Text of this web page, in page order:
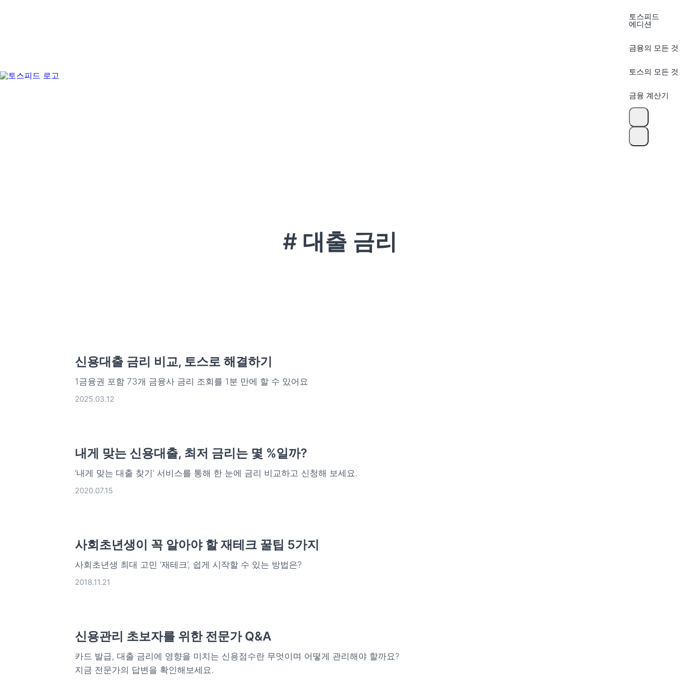
토스피드
에디션
금융의 모든 것
토스의 모든 것
금융 계산기
# 대출 금리
신용대출 금리 비교, 토스로 해결하기
1금융권 포함 73개 금융사 금리 조회를 1분 만에 할 수 있어요
2025.03.12
내게 맞는 신용대출, 최저 금리는 몇 %일까?
‘내게 맞는 대출 찾기’ 서비스를 통해 한 눈에 금리 비교하고 신청해 보세요.
2020.07.15
사회초년생이 꼭 알아야 할 재테크 꿀팁 5가지
사회초년생 최대 고민 ‘재테크’, 쉽게 시작할 수 있는 방법은?
2018.11.21
신용관리 초보자를 위한 전문가 Q&A
카드 발급, 대출 금리에 영향을 미치는 신용점수란 무엇이며 어떻게 관리해야 할까요?
지금 전문가의 답변을 확인해보세요.